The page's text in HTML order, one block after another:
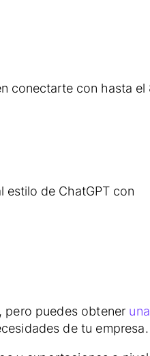
conectarte con hasta el
estilo de ChatGPT con
pero puedes obtener una
de tu empresa.